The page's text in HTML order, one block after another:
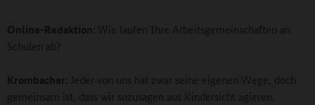
Online-Redaktion: Wie laufen Ihre Arbeitsgemeinschaften an
Schulen ab?
Krombacher:
Jeder von uns hat zwar seine eigenen Wege, doch
gemeinsam ist, dass wir sozusagen aus Kindersicht agieren.